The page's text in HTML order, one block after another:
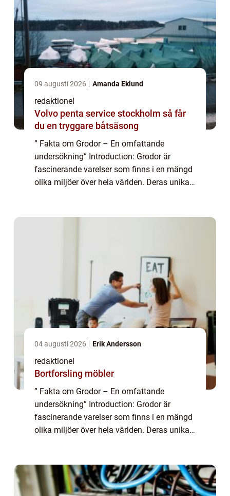
09 augusti 2026 Amanda Eklund
redaktionel
Volvo penta service stockholm så får
du en tryggare båtsäsong
” Fakta om Grodor – En omfattande
undersökning” Introduction: Grodor är
fascinerande varelser som finns i en mängd
olika miljöer över hela världen. Deras unika
04 augusti 2026 Erik Andersson
redaktionel
Bortforsling möbler
” Fakta om Grodor – En omfattande
undersökning” Introduction: Grodor är
fascinerande varelser som finns i en mängd
olika miljöer över hela världen. Deras unika